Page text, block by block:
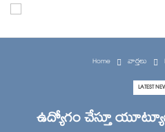
Home వార్తలు
LATEST
ఉద్యోగం చేస్తూ